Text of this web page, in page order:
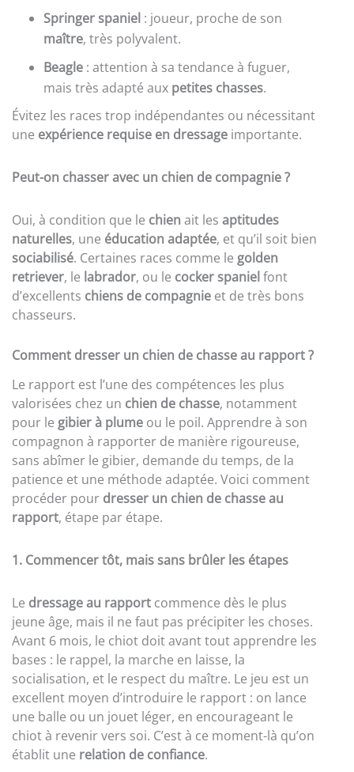
Springer spaniel : joueur, proche de son
maître, très polyvalent.
Beagle : attention à sa tendance à fuguer,
mais très adapté aux petites chasses.
Évitez les races trop indépendantes ou nécessitant
une expérience requise en dressage importante.
Peut-on chasser avec un chien de compagnie ?
Oui, à condition que le chien ait les aptitudes
naturelles, une éducation adaptée, et qu’il soit bien
sociabilisé. Certaines races comme le golden
retriever, le labrador, ou le cocker spaniel font
d’excellents chiens de compagnie et de très bons
chasseurs.
Comment dresser un chien de chasse au rapport ?
Le rapport est l’une des compétences les plus
valorisées chez un chien de chasse, notamment
pour le gibier à plume ou le poil. Apprendre à son
compagnon à rapporter de manière rigoureuse,
sans abîmer le gibier, demande du temps, de la
patience et une méthode adaptée. Voici comment
procéder pour dresser un chien de chasse au
rapport, étape par étape.
1. Commencer tôt, mais sans brûler les étapes
Le dressage au rapport commence dès le plus
jeune âge, mais il ne faut pas précipiter les choses.
Avant 6 mois, le chiot doit avant tout apprendre les
bases : le rappel, la marche en laisse, la
socialisation, et le respect du maître. Le jeu est un
excellent moyen d’introduire le rapport : on lance
une balle ou un jouet léger, en encourageant le
chiot à revenir vers soi. C’est à ce moment-là qu’on
établit une relation de confiance.